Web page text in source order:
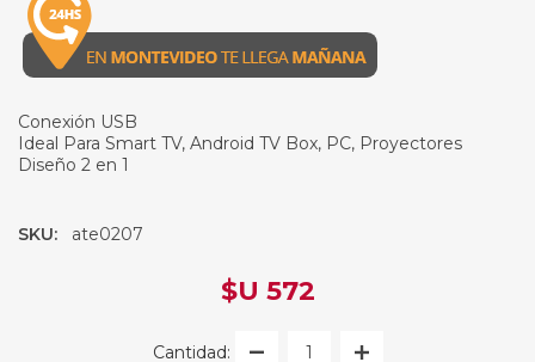
Conexión USB
Ideal Para Smart TV, Android TV Box, PC, Proyectores
Diseño 2 en 1
SKU: ate0207
$U 572
Cantidad: